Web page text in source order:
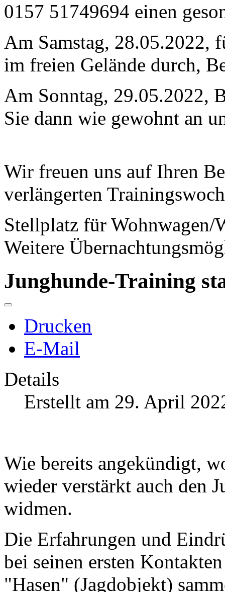
0157 51749694 einen
Am Samstag, 28.05.2022,
im freien Gelände durch,
Am Sonntag, 29.05.2022,
Sie dann wie gewohnt an
Wir freuen uns auf Ihren
verlängerten
Stellplatz für
Weitere
Junghunde-Training
Drucken
E-Mail
Details
Erstellt am 29. April
Wie bereits angekündigt,
wieder verstärkt auch den
widmen.
Die Erfahrungen und
bei seinen ersten
"Hasen" (Jagdobjekt)